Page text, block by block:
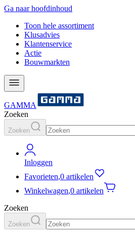
Ga naar hoofdinhoud
Toon hele assortiment
Klusadvies
Klantenservice
Actie
Bouwmarkten
GAMMA
Zoeken
Zoeken
Inloggen
Favorieten,0 artikelen
Winkelwagen,0 artikelen
Zoeken
Zoeken